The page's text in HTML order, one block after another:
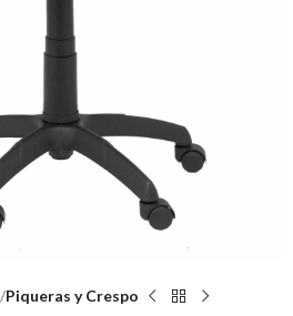
Piqueras y Crespo